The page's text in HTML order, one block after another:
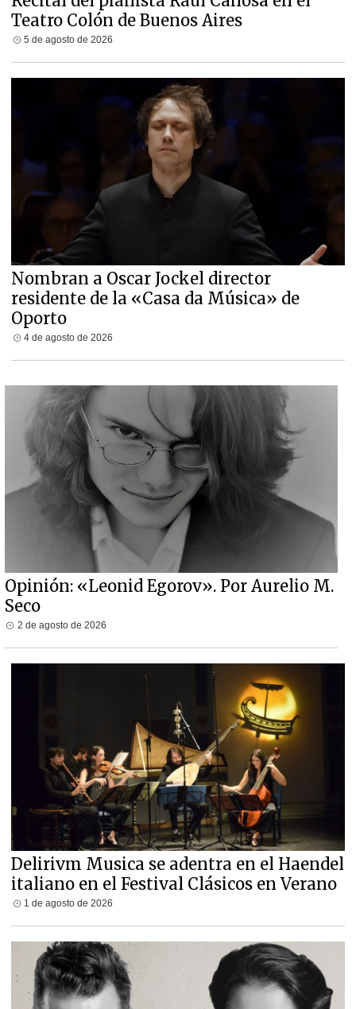
Teatro Colón de Buenos Aires
5 de agosto de 2026
Nombran a Oscar Jockel director
residente de la «Casa da Música» de
Oporto
4 de agosto de 2026
Opinión: «Leonid Egorov». Por Aurelio M.
Seco
2 de agosto de 2026
Delirivm Musica se adentra en el Haendel
italiano en el Festival Clásicos en Verano
1 de agosto de 2026